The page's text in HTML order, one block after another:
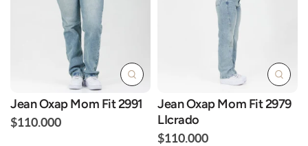
Jean Oxap Mom Fit 2991
$110.000
Jean Oxap Mom Fit 2979
LIcrado
$110.000